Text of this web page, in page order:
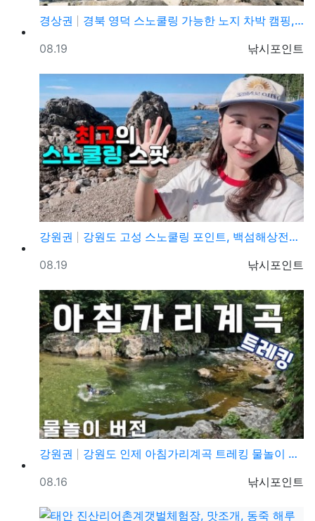
경상권
경북 영덕 스노쿨링 가능한 노지 차박 캠핑, 바다뷰 차…
등록자
낚시포인트
등록일
08.19
강원권
강원도 고성 스노쿨링 포인트, 백섬해상전망대 꿀팁, 숨…
등록자
낚시포인트
등록일
08.19
강원권
강원도 인제 아침가리계곡 트레킹 물놀이 등산코스 가볼만…
등록자
낚시포인트
등록일
08.16